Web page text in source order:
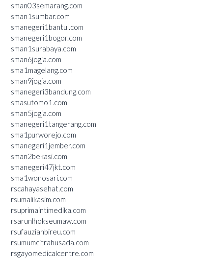
sman03semarang.com
sman1sumbar.com
smanegeri1bantul.com
smanegeri1bogor.com
sman1surabaya.com
sman6jogja.com
sma1magelang.com
sman9jogja.com
smanegeri3bandung.com
smasutomo1.com
sman5jogja.com
smanegeri1tangerang.com
sma1purworejo.com
smanegeri1jember.com
sman2bekasi.com
smanegeri47jkt.com
sma1wonosari.com
rscahayasehat.com
rsumalikasim.com
rsuprimaintimedika.com
rsarunlhokseumaw.com
rsufauziahbireu.com
rsumumcitrahusada.com
rsgayomedicalcentre.com